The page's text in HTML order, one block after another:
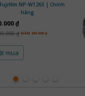
NP-W126S | Chính
hãng
₫
₫ GIẢM 200.000 ₫
mua